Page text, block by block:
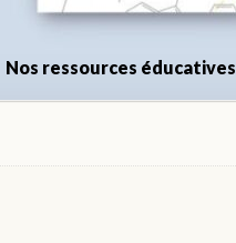
Nos ressources éducatives